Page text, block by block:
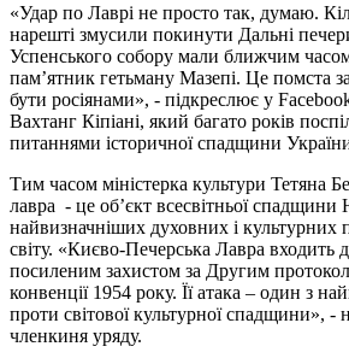
«Удар по Лаврі не просто так, думаю.
нарешті змусили покинути Дальні
Успенського собору мали ближчим
пам’ятник гетьману Мазепі. Це помста
бути росіянами», - підкреслює у
Вахтанг Кіпіані, який багато років
питаннями історичної спадщини
Тим часом міністерка культури Тетяна
лавра - це об’єкт всесвітньої
найвизначніших духовних і культурних
світу. «Києво-Печерська Лавра входить
посиленим захистом за Другим
конвенції 1954 року. Її атака – один з
проти світової культурної спадщини», -
членкиня уряду.